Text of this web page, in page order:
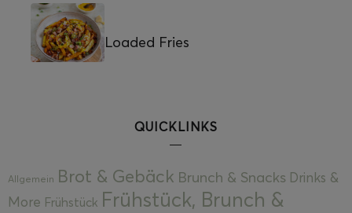
Loaded Fries
QUICKLINKS
Allgemein Brot & Gebäck Brunch & Snacks Drinks &
More Frühstück Frühstück, Brunch &